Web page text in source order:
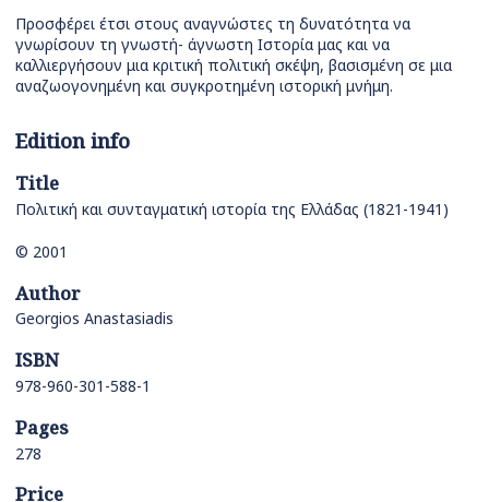
Προσφέρει έτσι στους αναγνώστες τη δυνατότητα να
γνωρίσουν τη γνωστή- άγνωστη Ιστορία μας και να
καλλιεργήσουν μια κριτική πολιτική σκέψη, βασισμένη σε μια
αναζωογονημένη και συγκροτημένη ιστορική μνήμη.
Edition info
Title
Πολιτική και συνταγματική ιστορία της Ελλάδας (1821-1941)
© 2001
Author
Georgios Anastasiadis
ISBN
978-960-301-588-1
Pages
278
Price